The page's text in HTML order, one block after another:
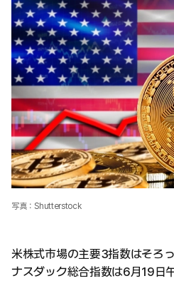
写真：Shutterstock
米株式市場の主要3指数はそろ
ナスダック総合指数は6月19日